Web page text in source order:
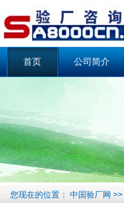
首页 公司简介
您现在的位置： 中国验厂网 >>